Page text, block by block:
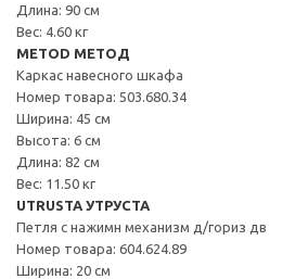
Длина: 90 см
Вес: 4.60 кг
METOD МЕТОД
Каркас навесного шкафа
Номер товара: 503.680.34
Ширина: 45 см
Высота: 6 см
Длина: 82 см
Вес: 11.50 кг
UTRUSTA УТРУСТА
Петля с нажимн механизм д/гориз дв
Номер товара: 604.624.89
Ширина: 20 см